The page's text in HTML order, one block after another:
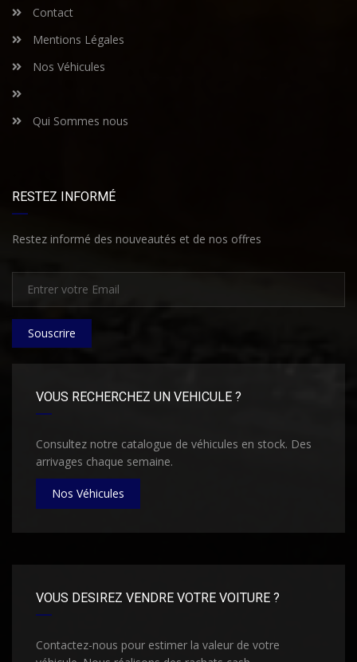
Contact
Mentions Légales
Nos Véhicules
Qui Sommes nous
RESTEZ INFORMÉ
Restez informé des nouveautés et de nos offres
Souscrire
VOUS RECHERCHEZ UN VEHICULE ?
Consultez notre catalogue de véhicules en stock. Des
arrivages chaque semaine.
Nos Véhicules
VOUS DESIREZ VENDRE VOTRE VOITURE ?
Contactez-nous pour estimer la valeur de votre